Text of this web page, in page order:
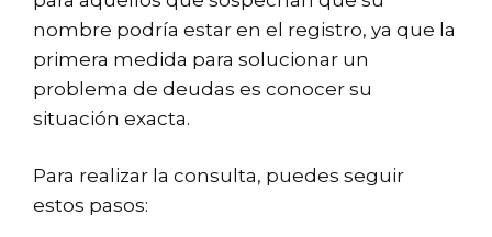
nombre podría estar en el registro, ya que la
primera medida para solucionar un
problema de deudas es conocer su
situación exacta.
Para realizar la consulta, puedes seguir
estos pasos: